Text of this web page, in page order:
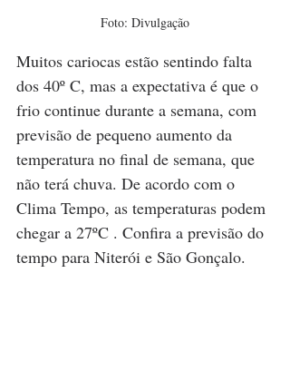
Foto: Divulgação
Muitos cariocas estão sentindo falta
dos 40º C, mas a expectativa é que o
frio continue durante a semana, com
previsão de pequeno aumento da
temperatura no final de semana, que
não terá chuva. De acordo com o
Clima Tempo, as temperaturas podem
chegar a 27ºC . Confira a previsão do
tempo para Niterói e São Gonçalo.